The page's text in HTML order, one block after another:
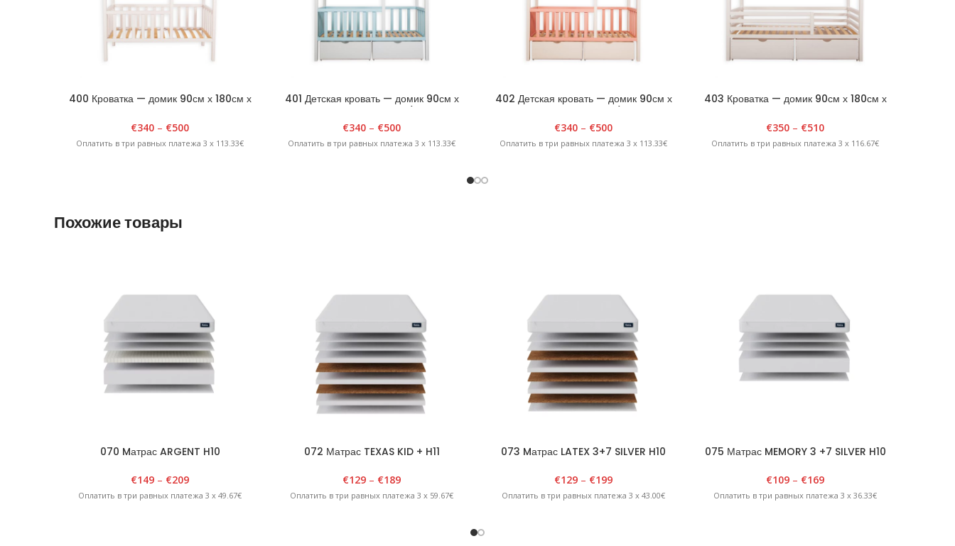
400 Кроватка — домик 90см х 180см х
€340 – €500
Оплатить в три равных платежа 3 x 113.33€
401 Детская кровать — домик 90см х
€340 – €500
Оплатить в три равных платежа 3 x 113.33€
402 Детская кровать — домик 90см х
€340 – €500
Оплатить в три равных платежа 3 x 113.33€
403 Кроватка — домик 90см х 180см х
€350 – €510
Оплатить в три равных платежа 3 x 116.67€
Похожие товары
070 Mатрас ARGENT H10
€149 – €209
Оплатить в три равных платежа 3 x 49.67€
072 Матрас TEXAS KID + H11
€129 – €189
Оплатить в три равных платежа 3 x 59.67€
073 Mатрас LATEX 3+7 SILVER H10
€129 – €199
Оплатить в три равных платежа 3 x 43.00€
075 Матрас MEMORY 3 +7 SILVER H10
€109 – €169
Оплатить в три равных платежа 3 x 36.33€